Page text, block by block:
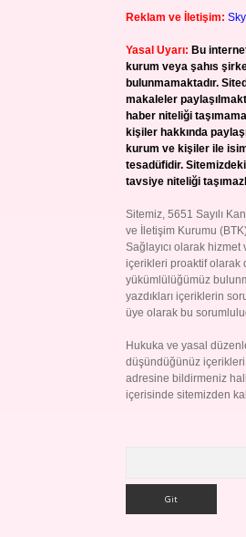
Reklam ve İletişim:
Yasal Uyarı: Bu
kurum veya şahıs
bulunmamaktadır.
makaleler
haber niteliği
kişiler hakkında
kurum ve kişiler ile
tesadüfidir.
tavsiye niteliği
Sitemiz, 5651 Sayılı
ve İletişim Kurumu
Sağlayıcı olarak
içerikleri proaktif olarak
yükümlülüğümüz
yazdıkları içeriklerin
üye olarak bu
Hukuka ve yasal
düşündüğünüz
adresine bildirmeniz
içerisinde sitemizden